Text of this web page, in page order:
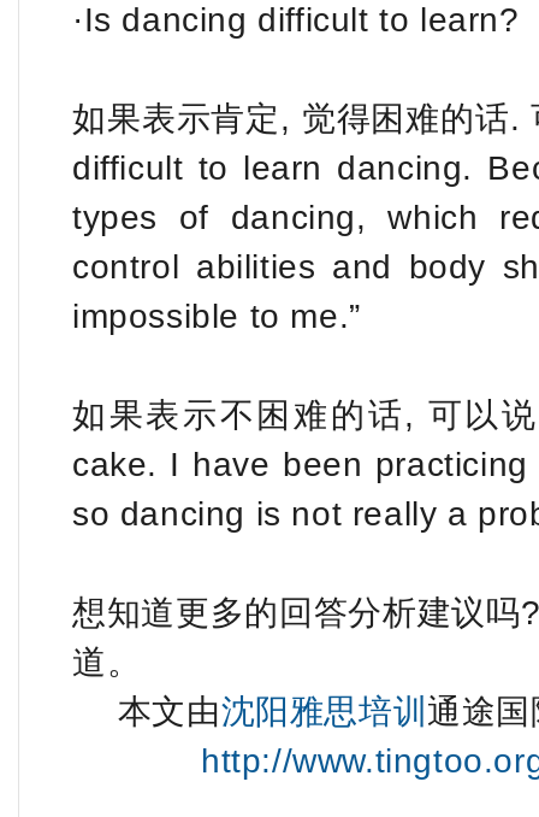
·Is dancing difficult to learn?
如果表示肯定, 觉得困难的话
difficult to learn dancing.
types of dancing, which
control abilities and body
impossible to me.”
如果表示不困难的话, 可以
cake. I have been
so dancing is not really a
想知道更多的回答分析建议吗
道。
本文由沈阳雅思培训 通途
http://